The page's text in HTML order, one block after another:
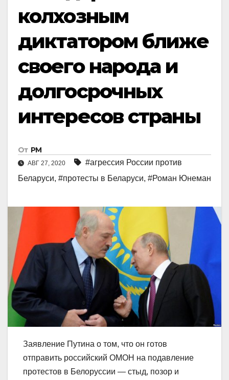
колхозным
диктатором ближе
своего народа и
долгосрочных
интересов страны
От РМ
АВГ 27, 2020
#агрессия России против
Беларуси, #протесты в Беларуси, #Роман Юнеман
Заявление Путина о том, что он готов
отправить российский ОМОН на подавление
протестов в Белоруссии — стыд, позор и